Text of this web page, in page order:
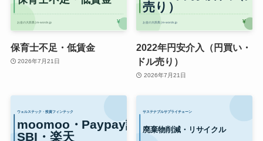
保育士不足・低賃金
2026年7月21日
2022年円安介入（円買い・
ドル売り）
2026年7月21日